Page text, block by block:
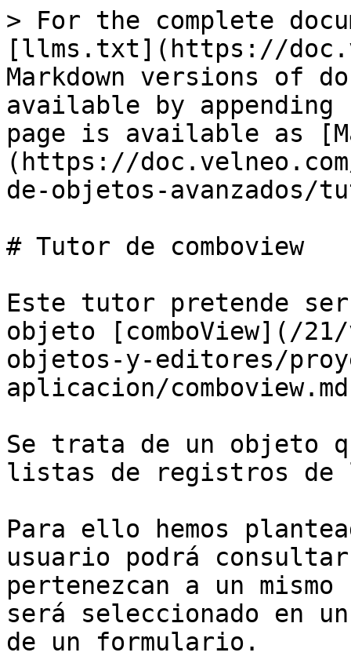
> For the complete
[llms.txt](https://
Markdown versions of
available by
page is available as
(https://
de-objetos-avanzados/
# Tutor de comboview
Este tutor pretende
objeto [comboView](/
objetos-y-editores/
aplicacion/
Se trata de un objeto
listas de registros de
Para ello hemos
usuario podrá
pertenezcan a un
será seleccionado en
de un formulario.